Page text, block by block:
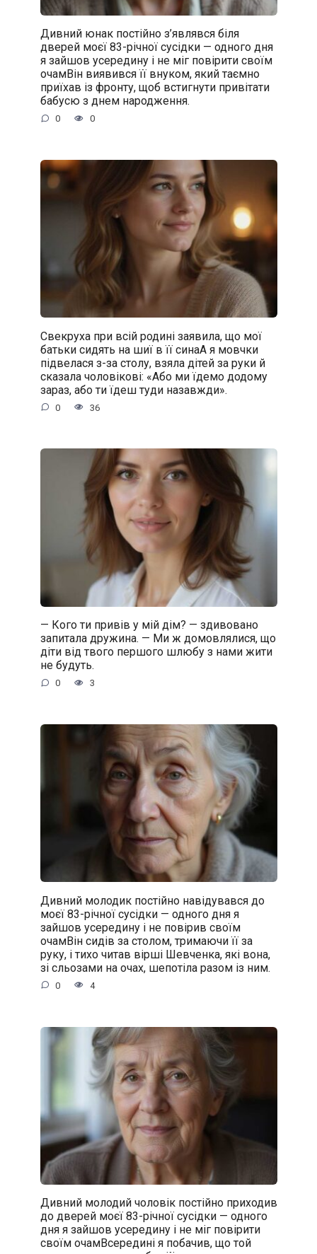
Дивний юнак постійно з’являвся біля
дверей моєї 83-річної сусідки — одного дня
я зайшов усередину і не міг повірити своїм
очамВін виявився її внуком, який таємно
приїхав із фронту, щоб встигнути привітати
бабусю з днем народження.
0 0
Свекруха при всій родині заявила, що мої
батьки сидять на шиї в її синаА я мовчки
підвелася з-за столу, взяла дітей за руки й
сказала чоловікові: «Або ми їдемо додому
зараз, або ти їдеш туди назавжди».
0 36
— Кого ти привів у мій дім? — здивовано
запитала дружина. — Ми ж домовлялися, що
діти від твого першого шлюбу з нами жити
не будуть.
0 3
Дивний молодик постійно навідувався до
моєї 83-річної сусідки — одного дня я
зайшов усередину і не повірив своїм
очамВін сидів за столом, тримаючи її за
руку, і тихо читав вірші Шевченка, які вона,
зі сльозами на очах, шепотіла разом із ним.
0 4
Дивний молодий чоловік постійно приходив
до дверей моєї 83-річної сусідки — одного
дня я зайшов усередину і не міг повірити
своїм очамВсередині я побачив, що той